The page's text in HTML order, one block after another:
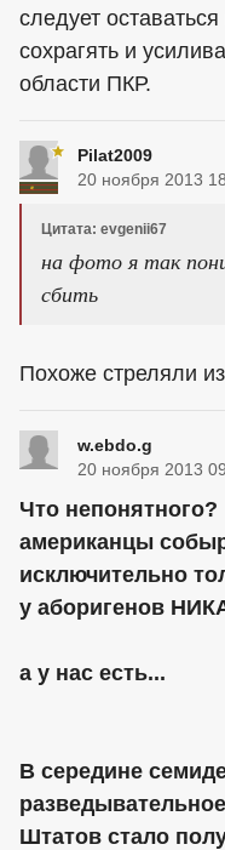
следует
сохрагять и
области ПКР.
Pilat2009
20 ноября 2013
Цитата: evgenii67
на фото я так
сбить
Похоже стреляли
w.ebdo.g
20 ноября 2013
Что непонятного?
американцы
исключительно
у аборигенов
а у нас есть...
В середине
Штатов стало